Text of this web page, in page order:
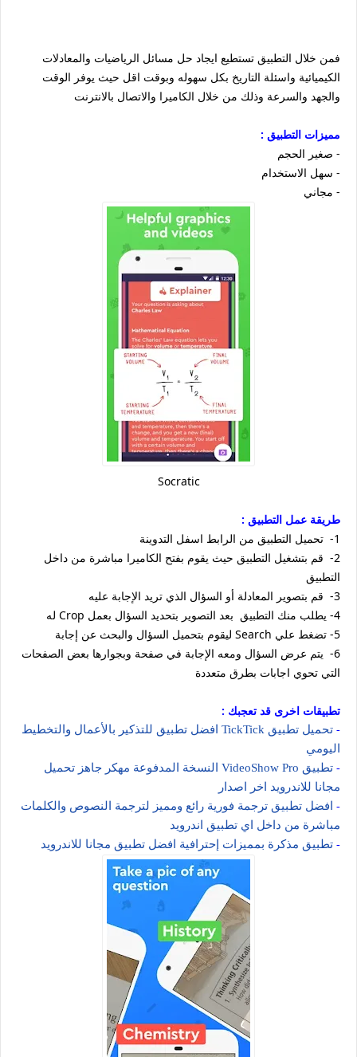
فمن خلال التطبيق تستطيع ايجاد حل مسائل الرياضيات والمعادلات
الكيميائية واسئلة التاريخ بكل سهوله وبوقت اقل حيث يوفر الوقت
والجهد والسرعة وذلك من خلال الكاميرا والاتصال بالانترنت
مميزات التطبيق :
- صغير الحجم
- سهل الاستخدام
- مجاني
Socratic
طريقة عمل التطبيق :
1- تحميل التطبيق من الرابط اسفل التدوينة
2- قم بتشغيل التطبيق حيث يقوم بفتح الكاميرا مباشرة من داخل
التطبيق
3- قم بتصوير المعادلة أو السؤال الذي تريد الإجابة عليه
4- يطلب منك التطبيق بعد التصوير بتحديد السؤال بعمل Crop له
5- تضغط علي Search ليقوم بتحميل السؤال والبحث عن إجابة
6- يتم عرض السؤال ومعه الإجابة في صفحة وبجوارها بعض الصفحات
التي تحوي اجابات بطرق متعددة
تطبيقات اخرى قد تعجبك :
-
تحميل تطبيق TickTick افضل تطبيق للتذكير بالأعمال والتخطيط
اليومي
-
تطبيق VideoShow Pro النسخة المدفوعة مهكر جاهز تحميل
مجانا للاندرويد اخر اصدار
- افضل تطبيق ترجمة فورية رائع ومميز لترجمة النصوص والكلمات
مباشرة من داخل اي تطبيق اندرويد
- تطبيق مذكرة بمميزات إحترافية افضل تطبيق مجانا للاندرويد